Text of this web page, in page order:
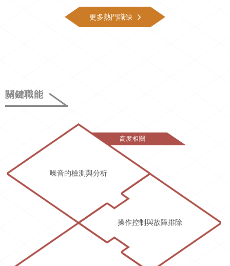
更多熱門職缺
關鍵職能
高度相關
噪音的檢測與分析
操作控制與故障排除